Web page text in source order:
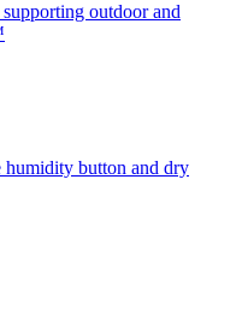
outdoor and
humidity button and dry